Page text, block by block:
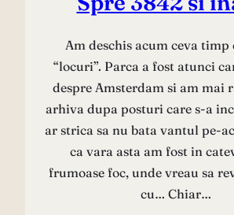
Am deschis acum ceva timp
“locuri”. Parca a fost atunci
despre Amsterdam si am mai
arhiva dupa posturi care s-a
ar strica sa nu bata vantul pe-
ca vara asta am fost in
frumoase foc, unde vreau sa
cu… Chiar…